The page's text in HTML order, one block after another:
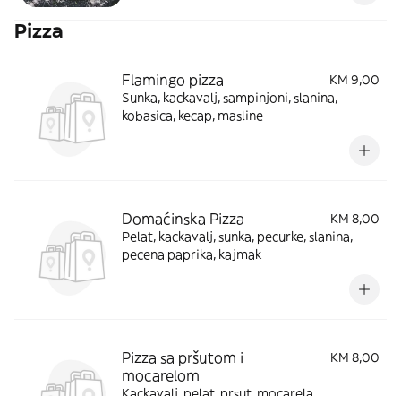
Pizza
Flamingo pizza
KM 9,00
Sunka, kackavalj, sampinjoni, slanina,
kobasica, kecap, masline
Domaćinska Pizza
KM 8,00
Pelat, kackavalj, sunka, pecurke, slanina,
pecena paprika, kajmak
Pizza sa pršutom i
mocarelom
KM 8,00